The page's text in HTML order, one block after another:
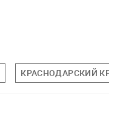
КРАСНОДАРСКИЙ